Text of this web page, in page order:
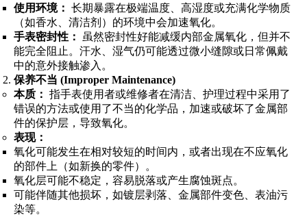
使用环境： 长期暴露在极端温度、高湿度或充满化学物质
（如香水、清洁剂）的环境中会加速氧化。
手表密封性：
虽然密封性好能减缓内部金属氧化，但并不
能完全阻止。汗水、湿气仍可能透过微小缝隙或日常佩戴
中的意外接触渗入。
保养不当 (Improper Maintenance)
本质： 指手表使用者或维修者在清洁、护理过程中采用了
错误的方法或使用了不当的化学品，加速或破坏了金属部
件的保护层，导致氧化。
表现：
氧化可能发生在相对较短的时间内，或者出现在不应氧化
的部件上（如新换的零件）。
氧化层可能不稳定，容易脱落或产生腐蚀斑点。
可能伴随其他损坏，如镀层剥落、金属部件变色、表油污
染等。